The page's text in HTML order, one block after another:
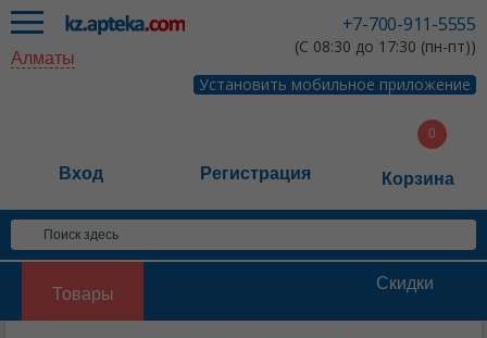
+7-700-911-5555
(С 08:30 до 17:30 (пн-пт))
Установить мобильное приложение
Алматы
Вход Регистрация Корзина
Товары
Скидки